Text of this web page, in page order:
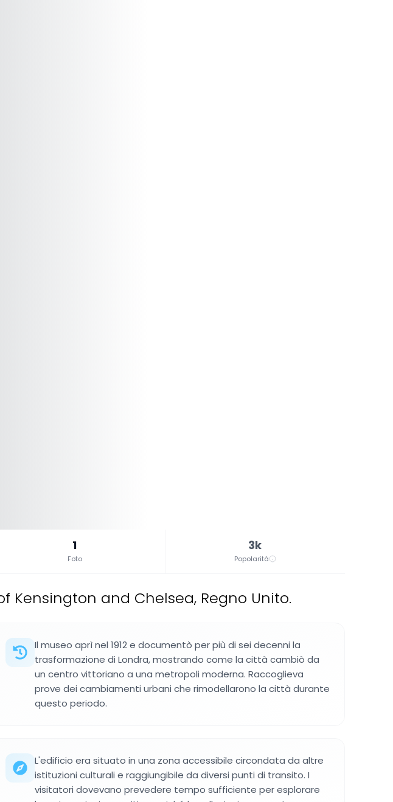
1
Foto
3k
Popolarità
Kensington and Chelsea, Regno Unito.
Il museo aprì nel 1912 e documentò per più di sei decenni la
trasformazione di Londra, mostrando come la città cambiò da
un centro vittoriano a una metropoli moderna. Raccoglieva
prove dei cambiamenti urbani che rimodellarono la città durante
questo periodo.
L'edificio era situato in una zona accessibile circondata da altre
istituzioni culturali e raggiungibile da diversi punti di transito. I
visitatori dovevano prevedere tempo sufficiente per esplorare